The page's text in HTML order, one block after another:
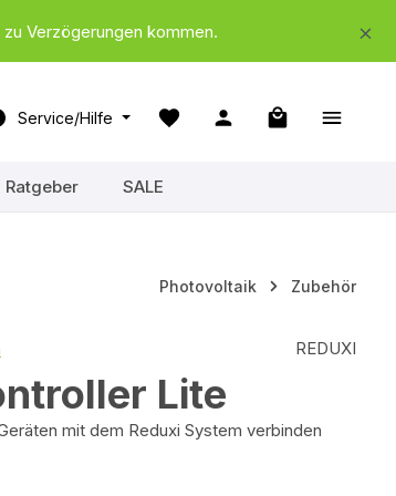
Verzögerungen kommen.
Service/Hilfe
Warenkorb
Ratgeber SALE
Photovoltaik Zubehör
REDUXI
Lite
mit dem Reduxi System verbinden